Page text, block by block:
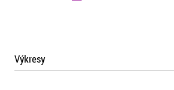
Výkresy